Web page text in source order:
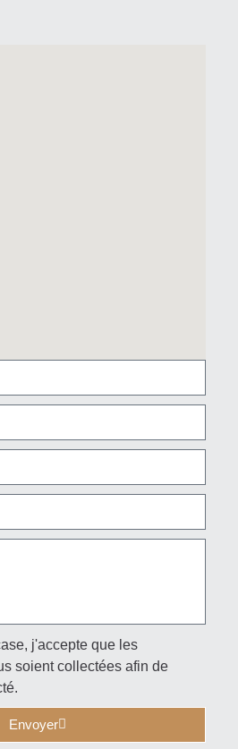
j'accepte que les
soient collectées afin de
Envoyer